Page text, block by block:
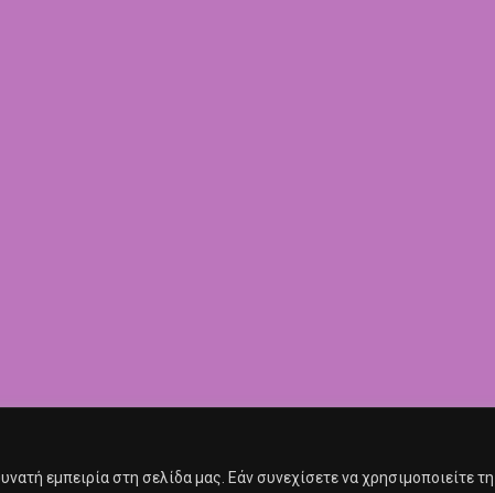
εμπειρία στη σελίδα μας. Εάν συνεχίσετε να χρησιμοποιείτε τη